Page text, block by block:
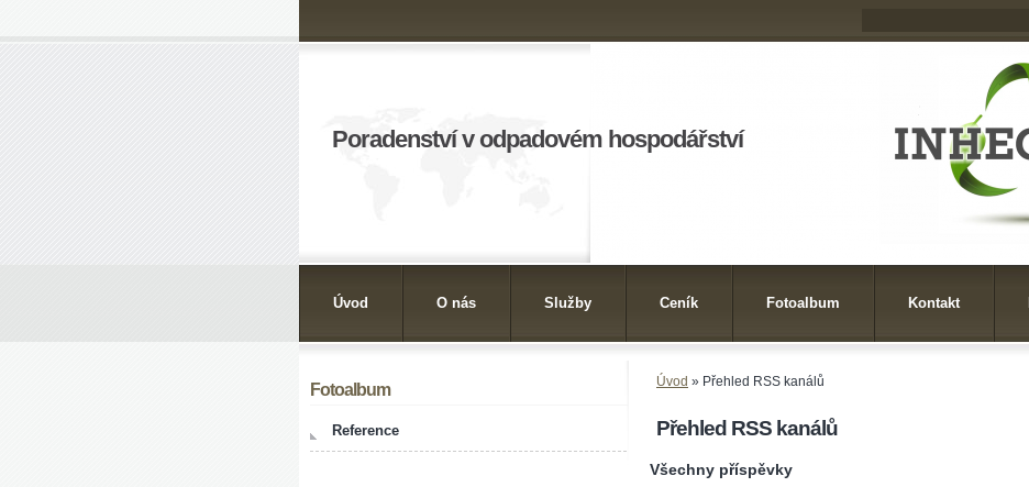
Poradenství v odpadovém hospodářství
Úvod O nás Služby Ceník Fotoalbum Kontakt
Úvod » Přehled RSS kanálů
Přehled RSS kanálů
Všechny příspěvky
Fotoalbum
Reference